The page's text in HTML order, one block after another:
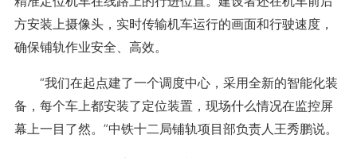
方安装上摄像头，实时传输机车运行的画面和行驶速度，
确保铺轨作业安全、高效。
“我们在起点建了一个调度中心，采用全新的智能化装
备，每个车上都安装了定位装置，现场什么情况在监控屏
幕上一目了然。”中铁十二局铺轨项目部负责人王秀鹏说。